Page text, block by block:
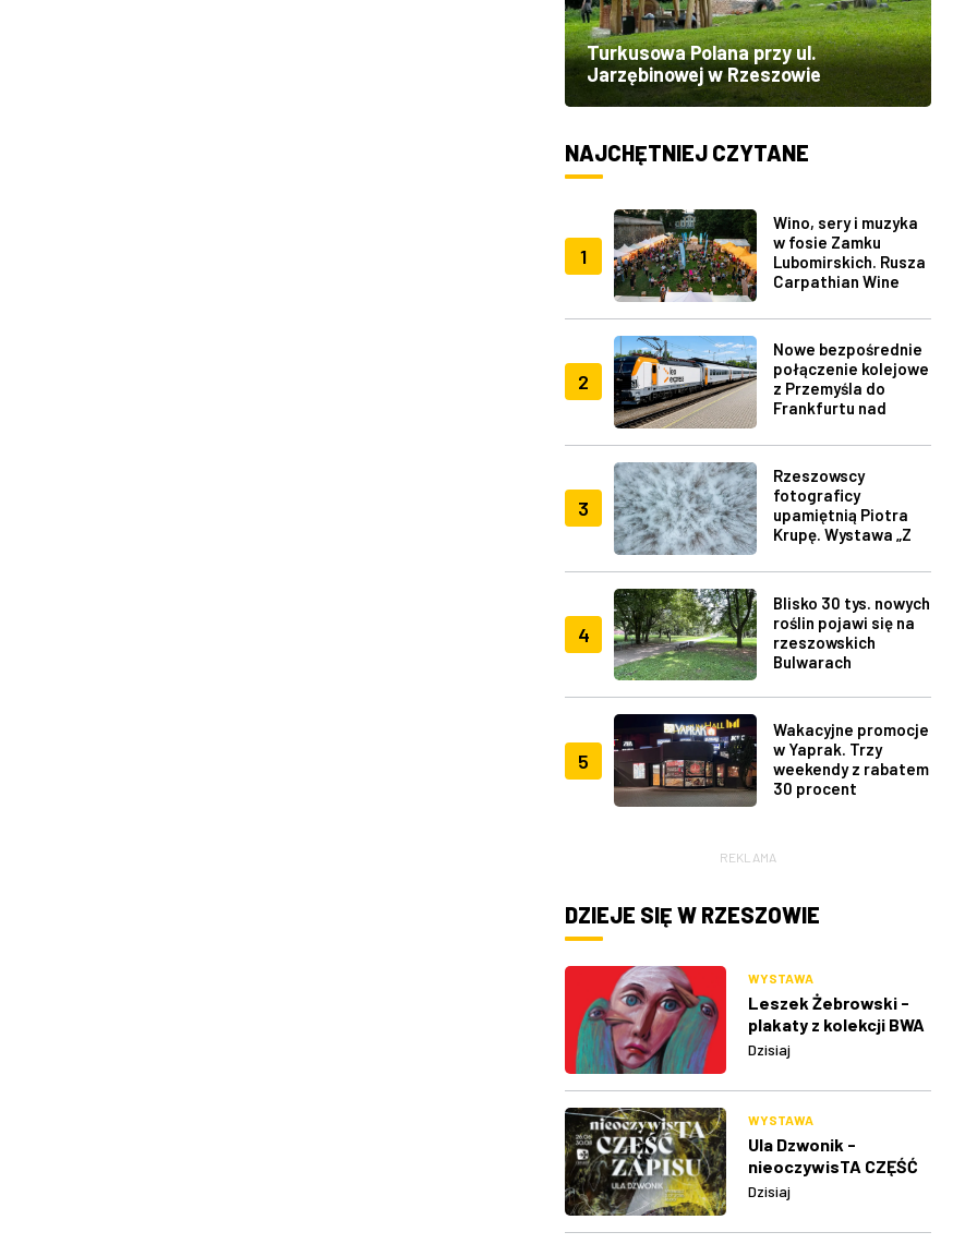
Turkusowa Polana przy ul.
Jarzębinowej w Rzeszowie
NAJCHĘTNIEJ CZYTANE
1
Wino, sery i muzyka
w fosie Zamku
Lubomirskich. Rusza
Carpathian Wine
2
Nowe bezpośrednie
połączenie kolejowe
z Przemyśla do
Frankfurtu nad
3
Rzeszowscy
fotograficy
upamiętnią Piotra
Krupę. Wystawa „Z
4
Blisko 30 tys. nowych
roślin pojawi się na
rzeszowskich
Bulwarach
5
Wakacyjne promocje
w Yaprak. Trzy
weekendy z rabatem
30 procent
REKLAMA
DZIEJE SIĘ W RZESZOWIE
WYSTAWA
Leszek Żebrowski -
plakaty z kolekcji BWA
w Rzeszowie
Dzisiaj
WYSTAWA
Ula Dzwonik -
nieoczywisTA CZĘŚĆ
ZAPISU
Dzisiaj